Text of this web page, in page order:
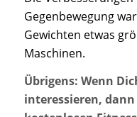
Gegenbewegung
Gewichten etwas
Maschinen.
Übrigens: Wenn
interessieren,